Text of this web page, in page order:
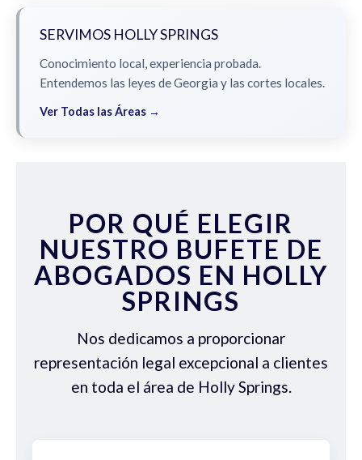
SERVIMOS HOLLY SPRINGS
Conocimiento local, experiencia probada.
Entendemos las leyes de Georgia y las cortes locales.
Ver Todas las Áreas →
POR QUÉ ELEGIR
NUESTRO BUFETE DE
ABOGADOS EN HOLLY
SPRINGS
Nos dedicamos a proporcionar
representación legal excepcional a clientes
en toda el área de Holly Springs.